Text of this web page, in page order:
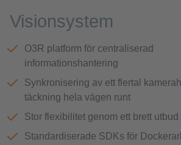
Visionsystem
O3R platform för centraliserad
informationshantering
Synkronisering av ett flertal
täckning hela vägen runt
Stor flexibilitet genom ett brett
Standardiserade SDKs för